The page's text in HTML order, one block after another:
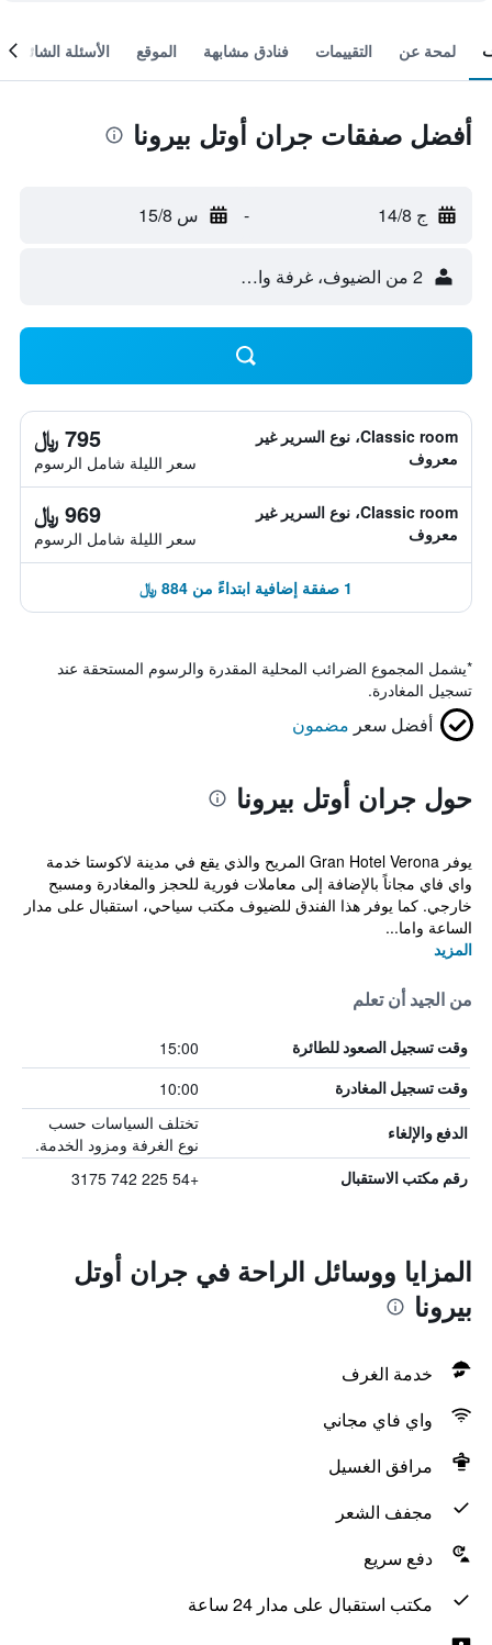
لمحة عن التقييمات فنادق مشابهة الموقع الأسئلة الشائعة
أفضل صفقات جران أوتل بيرونا
ج 14/8 - س 15/8
2 من الضيوف، غرفة واحدة
Classic room، نوع السرير غير
معروف
795 ﷼
سعر الليلة شامل الرسوم
Classic room، نوع السرير غير
معروف
969 ﷼
سعر الليلة شامل الرسوم
1 صفقة إضافية ابتداءً من 884 ﷼
*يشمل المجموع الضرائب المحلية المقدرة والرسوم المستحقة عند
تسجيل المغادرة.
أفضل سعر مضمون
حول جران أوتل بيرونا
يوفر Gran Hotel Verona المريح والذي يقع في مدينة لاكوستا خدمة
واي فاي مجاناً بالإضافة إلى معاملات فورية للحجز والمغادرة ومسبح
خارجي. كما يوفر هذا الفندق للضيوف مكتب سياحي، استقبال على مدار
الساعة واما...
المزيد
من الجيد أن تعلم
وقت تسجيل الصعود للطائرة 15:00
وقت تسجيل المغادرة 10:00
الدفع والإلغاء
تختلف السياسات حسب
نوع الغرفة ومزود الخدمة.
رقم مكتب الاستقبال +54 225 742 3175
المزايا ووسائل الراحة في جران أوتل
بيرونا
خدمة الغرف
واي فاي مجاني
مرافق الغسيل
مجفف الشعر
دفع سريع
مكتب استقبال على مدار 24 ساعة